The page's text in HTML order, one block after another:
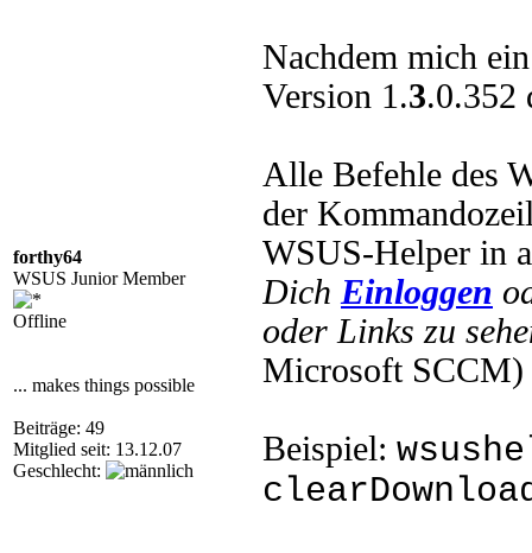
forthy64
WSUS Junior Member
Offline
... makes things possible
Beiträge: 49
Mitglied seit: 13.12.07
Geschlecht:
Nachdem mich
Version 1.3.0.352
Alle Befehle des
der
WSUS-Helper in
Dich Einloggen
oder Links zu
Microsoft SCCM)
Beispiel: